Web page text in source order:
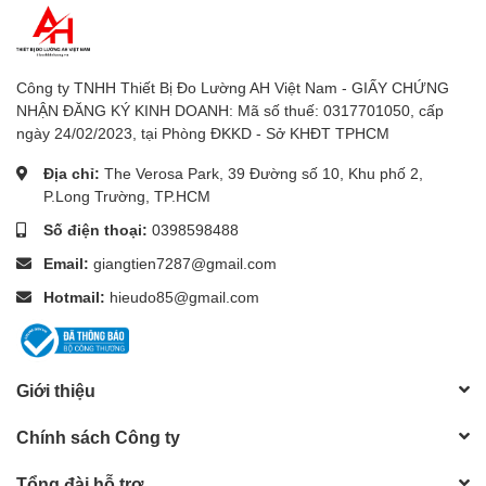
Thiết bị đo độ ẩm
ẩm đất, Máy đo độ ẩm giấy, máy đo độ ẩm vải, máy đo độ ẩm
nông sản
8.Máy đo độ cứng trái cây
9.Đồng hồ đo năng lượng mặt trời
10. Thiết bị đo chuyên dụng khác: Thiết bị đo độ rung, thiết
bị đo tốc độ vòng quay động cơ, thiết bị đo lực căng vật
liệu, thiết bị đo độ dày lớp phủ, thiết bị đo khoảng cách
trường, thiết bị đo độ dày vật liệu
Công ty TNHH Thiết Bị Đo Lường AH Việt Nam - GIẤY CHỨNG
NHẬN ĐĂNG KÝ KINH DOANH: Mã số thuế: 0317701050, cấp
ngày 24/02/2023, tại Phòng ĐKKD - Sở KHĐT TPHCM
Địa chỉ: The Verosa Park, 39 Đường số 10, Khu phố 2,
P.Long Trường, TP.HCM
Số điện thoại: 0398598488
Email: giangtien7287@gmail.com
Hotmail: hieudo85@gmail.com
Giới thiệu
Chính sách Công ty